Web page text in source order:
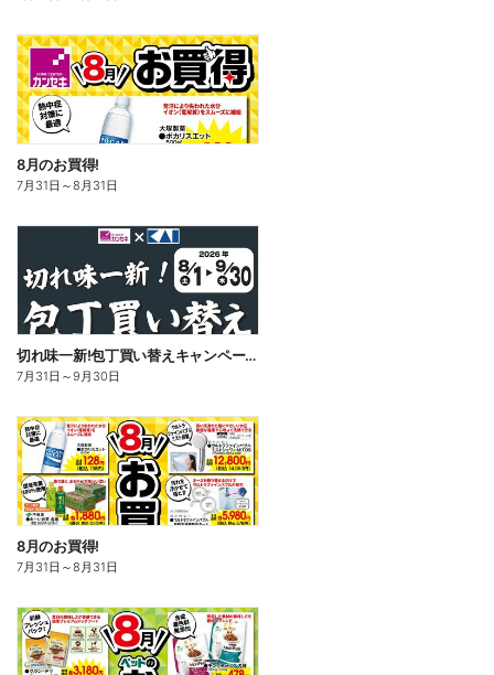
8月のお買得!
7月31日 ～8月31日
切れ味一新!包丁買い替えキャンペーン!
7月31日 ～9月30日
8月のお買得!
7月31日 ～8月31日